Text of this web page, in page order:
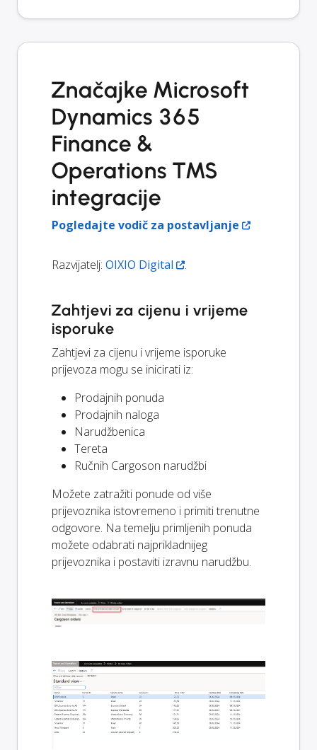
Značajke Microsoft
Dynamics 365
Finance &
Operations TMS
integracije
Pogledajte vodič za postavljanje
Razvijatelj: OIXIO Digital .
Zahtjevi za cijenu i vrijeme
isporuke
Zahtjevi za cijenu i vrijeme isporuke
prijevoza mogu se inicirati iz:
Prodajnih ponuda
Prodajnih naloga
Narudžbenica
Tereta
Ručnih Cargoson narudžbi
Možete zatražiti ponude od više
prijevoznika istovremeno i primiti trenutne
odgovore. Na temelju primljenih ponuda
možete odabrati najprikladnijeg
prijevoznika i postaviti izravnu narudžbu.